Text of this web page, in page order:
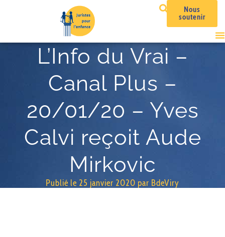
Nous
soutenir
L’Info du Vrai –
Canal Plus –
20/01/20 – Yves
Calvi reçoit Aude
Mirkovic
Publié le 25 janvier 2020 par BdeViry